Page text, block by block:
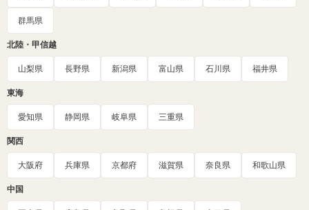
群馬県
北陸・甲信越
山梨県 長野県 新潟県 富山県 石川県 福井県
東海
愛知県 静岡県 岐阜県 三重県
関西
大阪府 兵庫県 京都府 滋賀県 奈良県 和歌山県
中国